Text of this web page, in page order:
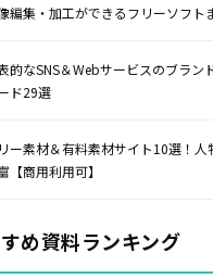
編集・加工ができるフリーソフト
的なSNS＆Webサービスのブラン
ド29選
ー素材＆有料素材サイト10選！人
【商用利用可】
め資料ランキング